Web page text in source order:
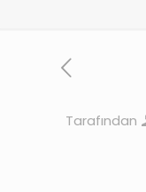
Tarafından